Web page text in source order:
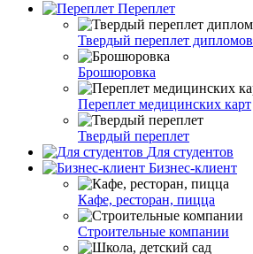
Переплет
Твердый переплет дипломов
Брошюровка
Переплет медицинских карт
Твердый переплет
Для студентов
Бизнес-клиент
Кафе, ресторан, пицца
Строительные компании